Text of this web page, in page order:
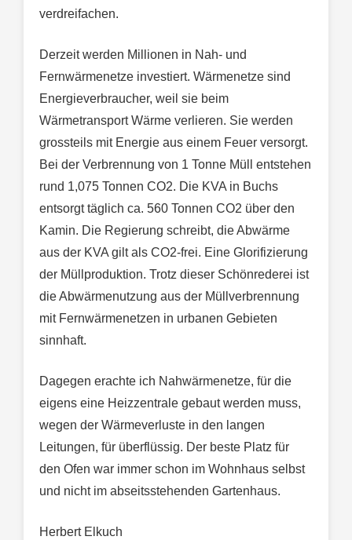
verdreifachen.
Derzeit werden Millionen in Nah- und
Fernwärmenetze investiert. Wärmenetze sind
Energieverbraucher, weil sie beim
Wärmetransport Wärme verlieren. Sie werden
grossteils mit Energie aus einem Feuer versorgt.
Bei der Verbrennung von 1 Tonne Müll entstehen
rund 1,075 Tonnen CO2. Die KVA in Buchs
entsorgt täglich ca. 560 Tonnen CO2 über den
Kamin. Die Regierung schreibt, die Abwärme
aus der KVA gilt als CO2-frei. Eine Glorifizierung
der Müllproduktion. Trotz dieser Schönrederei ist
die Abwärmenutzung aus der Müllverbrennung
mit Fernwärmenetzen in urbanen Gebieten
sinnhaft.
Dagegen erachte ich Nahwärmenetze, für die
eigens eine Heizzentrale gebaut werden muss,
wegen der Wärmeverluste in den langen
Leitungen, für überflüssig. Der beste Platz für
den Ofen war immer schon im Wohnhaus selbst
und nicht im abseitsstehenden Gartenhaus.
Herbert Elkuch